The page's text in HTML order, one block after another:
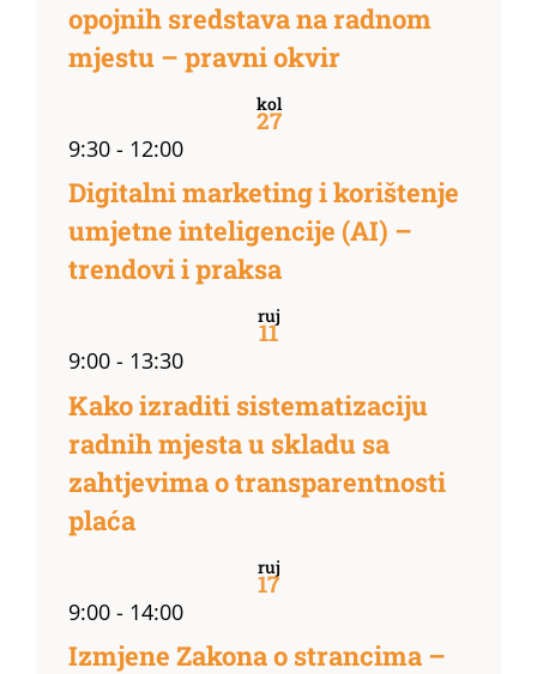
opojnih sredstava na radnom
mjestu – pravni okvir
kol
27
9:30 - 12:00
Digitalni marketing i korištenje
umjetne inteligencije (AI) –
trendovi i praksa
ruj
11
9:00 - 13:30
Kako izraditi sistematizaciju
radnih mjesta u skladu sa
zahtjevima o transparentnosti
plaća
ruj
17
9:00 - 14:00
Izmjene Zakona o strancima –